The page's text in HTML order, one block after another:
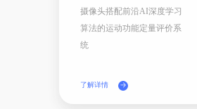
摄像头搭配前沿AI深度学习
算法的运动功能定量评价系
统
了解详情